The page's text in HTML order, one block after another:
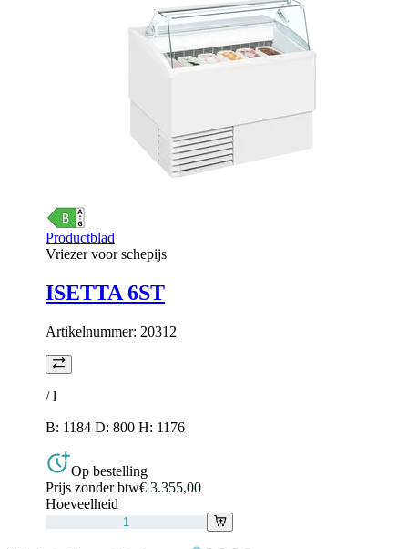
Productblad
Vriezer voor schepijs
ISETTA 6ST
Artikelnummer: 20312
/l
B: 1184 D: 800 H: 1176
Op bestelling
Prijs zonder btw€ 3.355,00
Hoeveelheid